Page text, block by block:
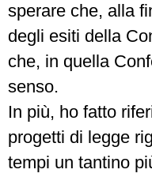
sperare che, alla
degli esiti della
che, in quella
senso.
In più, ho fatto
progetti di legge
tempi un tantino